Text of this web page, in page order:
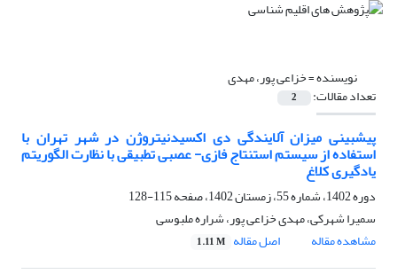
نویسنده =خزاعی پور، مهدی
تعداد مقالات: 2
پیشبینی میزان آلایندگی دی اکسیدنیتروژن در شهر تهران با
استفاده از سیستم استنتاج فازی- عصبی تطبیقی با نظارت الگوریتم
یادگیری کلاغ
دوره 1402، شماره 55، زمستان 1402، صفحه
115-128
سمیرا شهرکی، مهدی خزاعی پور، شراره ملبوسی
مشاهده مقاله
اصل مقاله 1.11 M